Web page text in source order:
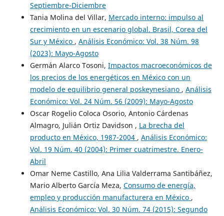
Septiembre-Diciembre
Tania Molina del Villar, Mercado interno: impulso al
crecimiento en un escenario global. Brasil, Corea del
Sur y México , Análisis Económico: Vol. 38 Núm. 98
(2023): Mayo-Agosto
Germán Alarco Tosoni, Impactos macroeconómicos de
los precios de los energéticos en México con un
modelo de equilibrio general poskeynesiano , Análisis
Económico: Vol. 24 Núm. 56 (2009): Mayo-Agosto
Oscar Rogelio Coloca Osorio, Antonio Cárdenas
Almagro, Julián Ortiz Davidson , La brecha del
producto en México, 1987-2004 , Análisis Económico:
Vol. 19 Núm. 40 (2004): Primer cuatrimestre. Enero-
Abril
Omar Neme Castillo, Ana Lilia Valderrama Santibáñez,
Mario Alberto García Meza, Consumo de energía,
empleo y producción manufacturera en México ,
Análisis Económico: Vol. 30 Núm. 74 (2015): Segundo